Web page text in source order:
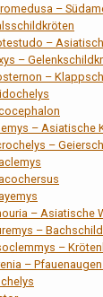
–
–
–
–
– Asiatische
–
– Asiatische
–
–
–